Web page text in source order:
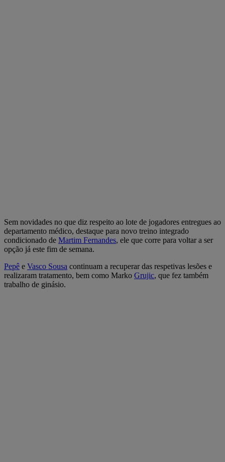
Sem novidades no que diz respeito ao lote de jogadores entregues ao
departamento médico, destaque para novo treino integrado
condicionado de Martim Fernandes, ele que corre para voltar a ser
opção já este fim de semana.
Pepê e Vasco Sousa continuam a recuperar das respetivas lesões e
realizaram tratamento, bem como Marko Grujic, que fez também
trabalho de ginásio.